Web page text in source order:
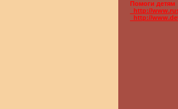
Помоги детям
_http://
_http://